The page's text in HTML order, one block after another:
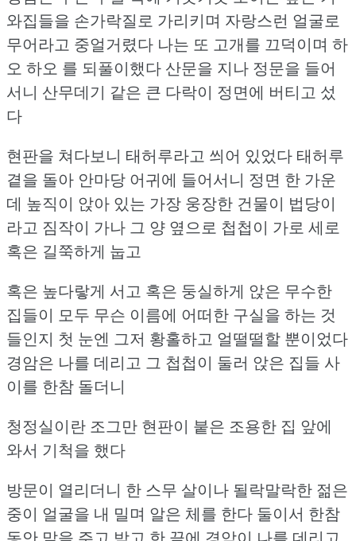
와집들을 손가락질로 가리키며 자랑스런 얼굴로
무어라고 중얼거렸다 나는 또 고개를 끄덕이며 하
오 하오 를 되풀이했다 산문을 지나 정문을 들어
서니 산무데기 같은 큰 다락이 정면에 버티고 섰
다
현판을 쳐다보니 태허루라고 씌어 있었다 태허루
곁을 돌아 안마당 어귀에 들어서니 정면 한 가운
데 높직이 앉아 있는 가장 웅장한 건물이 법당이
라고 짐작이 가나 그 양 옆으로 첩첩이 가로 세로
혹은 길쭉하게 눕고
혹은 높다랗게 서고 혹은 둥실하게 앉은 무수한
집들이 모두 무슨 이름에 어떠한 구실을 하는 것
들인지 첫 눈엔 그저 황홀하고 얼떨떨할 뿐이었다
경암은 나를 데리고 그 첩첩이 둘러 앉은 집들 사
이를 한참 돌더니
청정실이란 조그만 현판이 붙은 조용한 집 앞에
와서 기척을 했다
방문이 열리더니 한 스무 살이나 될락말락한 젊은
중이 얼굴을 내 밀며 알은 체를 한다 둘이서 한참